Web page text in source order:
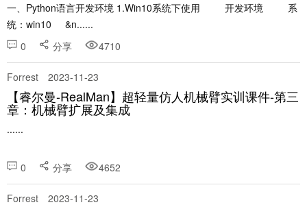
一、Python语言开发环境 1.Win10系统下使用 开发环境 系
统：win10 &n......
0
分享 4710
Forrest 2023-11-23
【睿尔曼-RealMan】超轻量仿人机械臂实训课件-第三
章：机械臂扩展及集成
......
0 分享 4652
Forrest 2023-11-23